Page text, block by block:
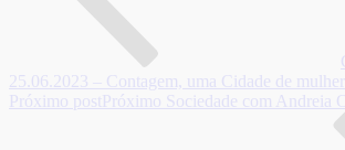
25.06.2023 – Contagem, uma Cidade de
Próximo post Próximo Sociedade com Andreia